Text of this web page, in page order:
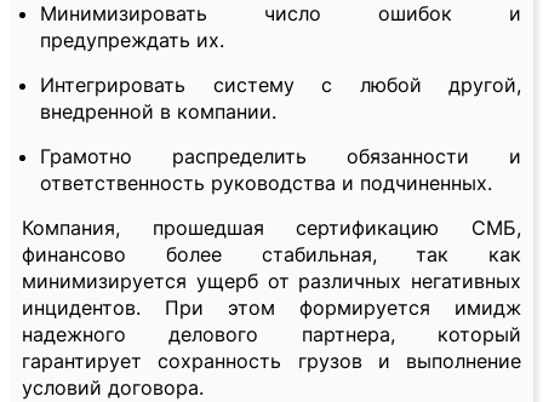
Минимизировать число ошибок и
предупреждать их.
Интегрировать систему с любой другой,
внедренной в компании.
Грамотно распределить обязанности и
ответственность руководства и подчиненных.
Компания, прошедшая сертификацию СМБ,
финансово более стабильная, так как
минимизируется ущерб от различных негативных
инцидентов. При этом формируется имидж
надежного делового партнера, который
гарантирует сохранность грузов и выполнение
условий договора.